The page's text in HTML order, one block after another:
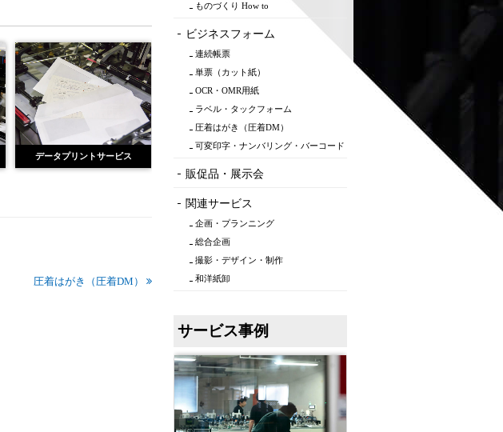
データプリントサービス
圧着はがき（圧着DM）
ものづくり How to
ビジネスフォーム
連続帳票
単票（カット紙）
OCR・OMR用紙
ラベル・タックフォーム
圧着はがき（圧着DM）
可変印字・ナンバリング・バーコード
販促品・展示会
関連サービス
企画・プランニング
総合企画
撮影・デザイン・制作
和洋紙卸
サービス事例